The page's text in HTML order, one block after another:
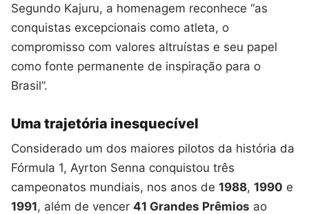
Segundo Kajuru, a homenagem reconhece “as
conquistas excepcionais como atleta, o
compromisso com valores altruístas e seu papel
como fonte permanente de inspiração para o
Brasil”.
Uma trajetória inesquecível
Considerado um dos maiores pilotos da história da
Fórmula 1, Ayrton Senna conquistou três
campeonatos mundiais, nos anos de 1988, 1990 e
1991, além de vencer 41 Grandes Prêmios ao